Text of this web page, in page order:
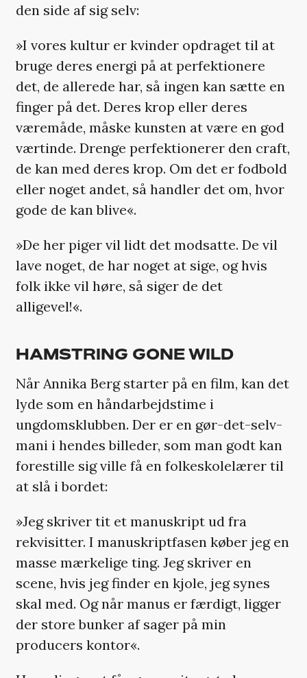
den side af sig selv:
»I vores kultur er kvinder opdraget til at
bruge deres energi på at perfektionere
det, de allerede har, så ingen kan sætte en
finger på det. Deres krop eller deres
væremåde, måske kunsten at være en god
værtinde. Drenge perfektionerer den craft,
de kan med deres krop. Om det er fodbold
eller noget andet, så handler det om, hvor
gode de kan blive«.
»De her piger vil lidt det modsatte. De vil
lave noget, de har noget at sige, og hvis
folk ikke vil høre, så siger de det
alligevel!«.
HAMSTRING GONE WILD
Når Annika Berg starter på en film, kan det
lyde som en håndarbejdstime i
ungdomsklubben. Der er en gør-det-selv-
mani i hendes billeder, som man godt kan
forestille sig ville få en folkeskolelærer til
at slå i bordet:
»Jeg skriver tit et manuskript ud fra
rekvisitter. I manuskriptfasen køber jeg en
masse mærkelige ting. Jeg skriver en
scene, hvis jeg finder en kjole, jeg synes
skal med. Og når manus er færdigt, ligger
der store bunker af sager på min
producers kontor«.